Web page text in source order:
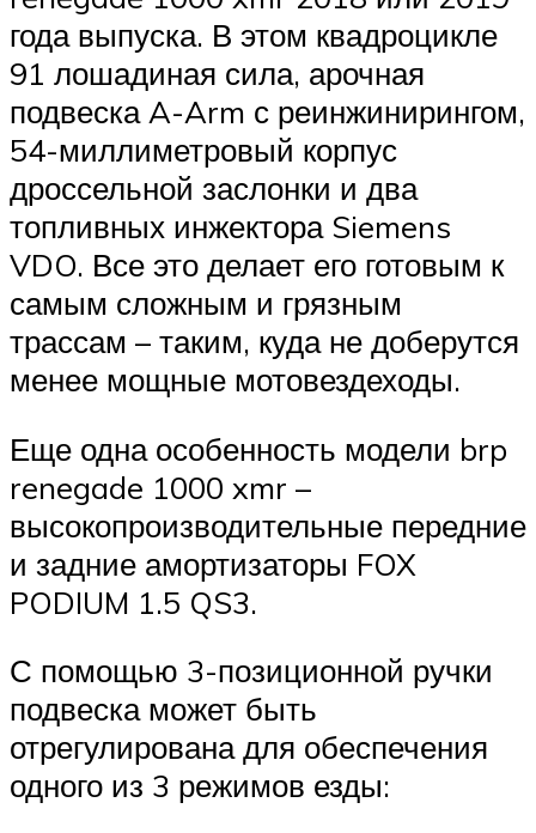
года выпуска. В этом квадроцикле
91 лошадиная сила, арочная
подвеска A-Arm с реинжинирингом,
54-миллиметровый корпус
дроссельной заслонки и два
топливных инжектора Siemens
VDO. Все это делает его готовым к
самым сложным и грязным
трассам – таким, куда не доберутся
менее мощные мотовездеходы.
Еще одна особенность модели brp
renegade 1000 xmr –
высокопроизводительные передние
и задние амортизаторы FOX
PODIUM 1.5 QS3.
С помощью 3-позиционной ручки
подвеска может быть
отрегулирована для обеспечения
одного из 3 режимов езды: